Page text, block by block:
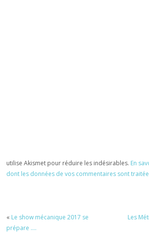
utilise Akismet pour réduire les indésirables. En
dont les données de vos commentaires sont
« Le show mécanique 2017 se
prépare ….
Les